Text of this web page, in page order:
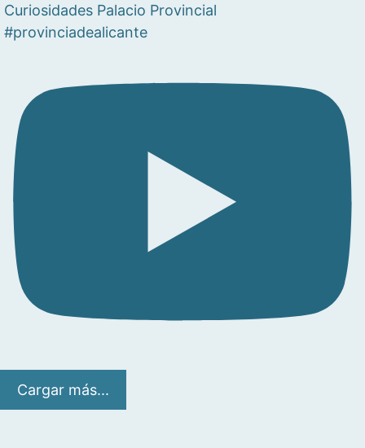
Curiosidades Palacio Provincial
#provinciadealicante
Cargar más...